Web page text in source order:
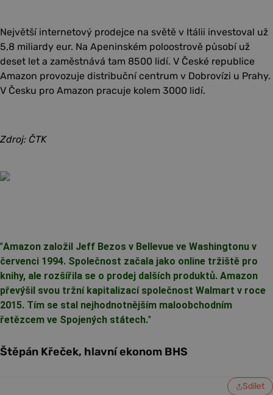
Největší internetový prodejce na světě v Itálii investoval už
5,8 miliardy eur. Na Apeninském poloostrově působí už
deset let a zaměstnává tam 8500 lidí. V České republice
Amazon provozuje distribuční centrum v Dobrovízi u Prahy.
V Česku pro Amazon pracuje kolem 3000 lidí.
Zdroj: ČTK
"Amazon založil Jeff Bezos v Bellevue ve Washingtonu v
červenci 1994. Společnost začala jako online tržiště pro
knihy, ale rozšířila se o prodej dalších produktů. Amazon
převýšil svou tržní kapitalizací společnost Walmart v roce
2015. Tím se stal nejhodnotnějším maloobchodním
řetězcem ve Spojených státech."
Štěpán Křeček, hlavní ekonom BHS
Sdílet